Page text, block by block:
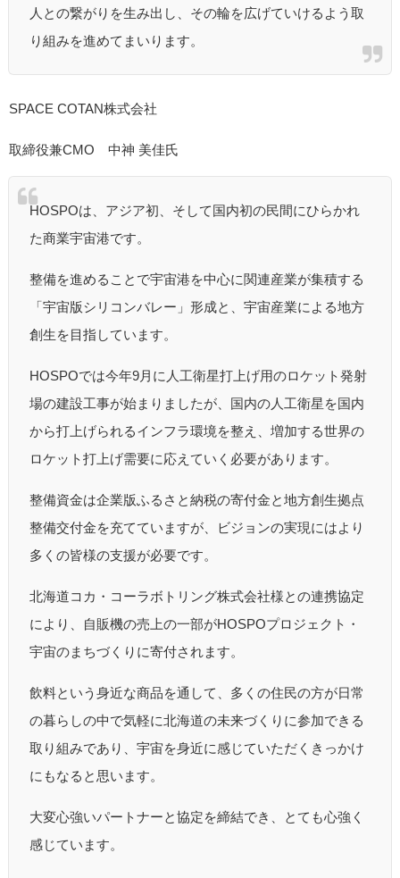
人との繋がりを生み出し、その輪を広げていけるよう取
り組みを進めてまいります。
SPACE COTAN株式会社
取締役兼CMO 中神 美佳氏
HOSPOは、アジア初、そして国内初の民間にひらかれ
た商業宇宙港です。
整備を進めることで宇宙港を中心に関連産業が集積する
「宇宙版シリコンバレー」形成と、宇宙産業による地方
創生を目指しています。
HOSPOでは今年9月に人工衛星打上げ用のロケット発射
場の建設工事が始まりましたが、国内の人工衛星を国内
から打上げられるインフラ環境を整え、増加する世界の
ロケット打上げ需要に応えていく必要があります。
整備資金は企業版ふるさと納税の寄付金と地方創生拠点
整備交付金を充てていますが、ビジョンの実現にはより
多くの皆様の支援が必要です。
北海道コカ・コーラボトリング株式会社様との連携協定
により、自販機の売上の一部がHOSPOプロジェクト・
宇宙のまちづくりに寄付されます。
飲料という身近な商品を通して、多くの住民の方が日常
の暮らしの中で気軽に北海道の未来づくりに参加できる
取り組みであり、宇宙を身近に感じていただくきっかけ
にもなると思います。
大変心強いパートナーと協定を締結でき、とても心強く
感じています。